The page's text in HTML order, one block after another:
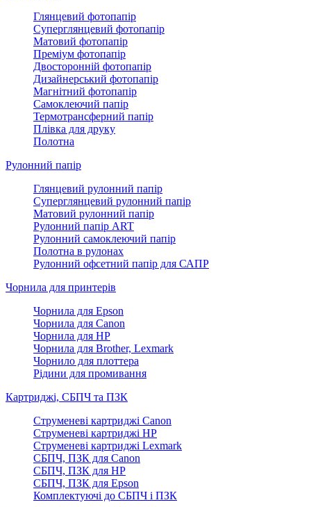
Глянцевий фотопапір
Суперглянцевий фотопапір
Матовий фотопапір
Преміум фотопапір
Двосторонній фотопапір
Дизайнерський фотопапір
Магнітний фотопапір
Самоклеючий папір
Термотрансферний папір
Плівка для друку
Полотна
Рулонний папір
Глянцевий рулонний папір
Суперглянцевий рулонний папір
Матовий рулонний папір
Рулонний папір ART
Рулонний самоклеючий папір
Полотна в рулонах
Рулонний офсетний папір для САПР
Чорнила для принтерів
Чорнила для Epson
Чорнила для Canon
Чорнила для HP
Чорнила для Brother, Lexmark
Чорнило для плоттера
Рідини для промивання
Картриджі, СБПЧ та ПЗК
Струменеві картриджі Canon
Струменеві картриджі HP
Струменеві картриджі Lexmark
СБПЧ, ПЗК для Canon
СБПЧ, ПЗК для HP
СБПЧ, ПЗК для Epson
Комплектуючі до СБПЧ і ПЗК